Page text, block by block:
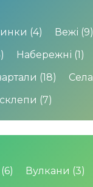
(4) Вежі (9)
Набережні (1)
(18) Села
(7)
(6) Вулкани (3)